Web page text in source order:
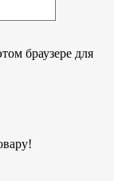
браузере для